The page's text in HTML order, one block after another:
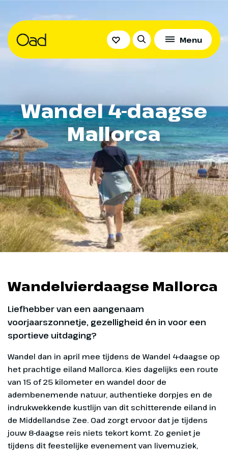
Menu
Wandel 4-daagse
Mallorca
Wandelvierdaagse Mallorca
Liefhebber van een aangenaam
voorjaarszonnetje, gezelligheid én in voor een
sportieve uitdaging?
Wandel dan in april mee tijdens de Wandel 4-daagse op
het prachtige eiland Mallorca. Kies dagelijks een route
van 15 of 25 kilometer en wandel door de
adembenemende natuur, authentieke dorpjes en de
indrukwekkende kustlijn van dit schitterende eiland in
de Middellandse Zee. Oad zorgt ervoor dat je tijdens
jouw 8-daagse reis niets tekort komt. Zo geniet je
tijdens dit feestelijke evenement van livemuziek,